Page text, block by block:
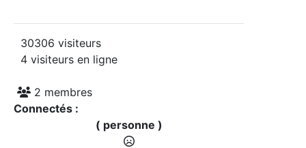
30306 visiteurs
4 visiteurs en ligne
2 membres
Connectés :
( personne )